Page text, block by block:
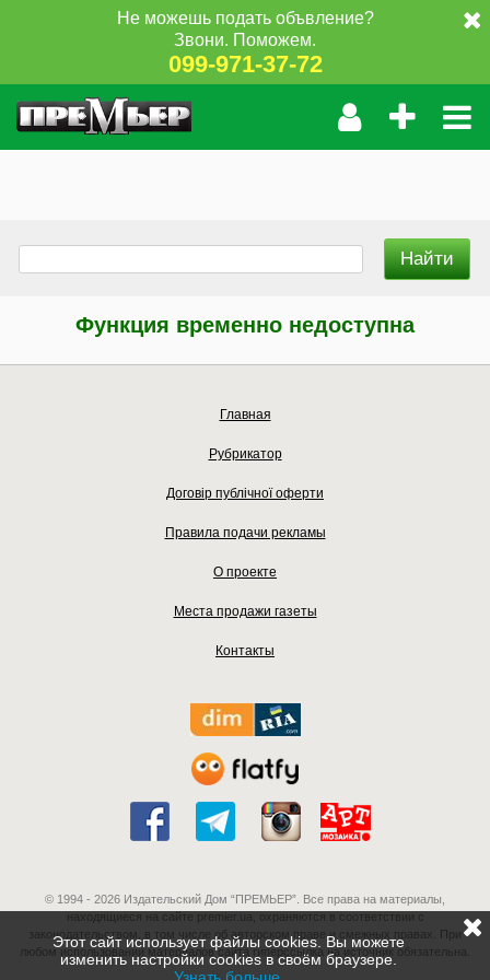
Не можешь подать объвление?
Звони. Поможем.
099-971-37-72
Функция временно недоступна
Главная
Рубрикатор
Договір публічної оферти
Правила подачи рекламы
О проекте
Места продажи газеты
Контакты
© 1994 - 2026 Издательский Дом “ПРЕМЬЕР”. Все права на материалы,
находящиеся на сайте premier.ua, охраняются в соответствии с
законодательством, в том числе об авторском праве и смежных правах. При
любом использовании материалов сайта гиперссылка на источник обязательна.
Этот сайт использует файлы cookies. Вы можете
изменить настройки cookies в своём браузере.